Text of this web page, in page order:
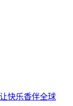
快乐香伴全球